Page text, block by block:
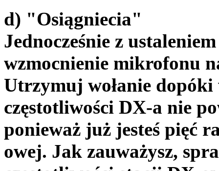
d) "Osiągniecia"
Jednocześnie z
wzmocnienie mikrofonu
Utrzymuj wołanie dopóki
częstotliwości DX-a nie
ponieważ już jesteś pięć
owej. Jak zauważysz,